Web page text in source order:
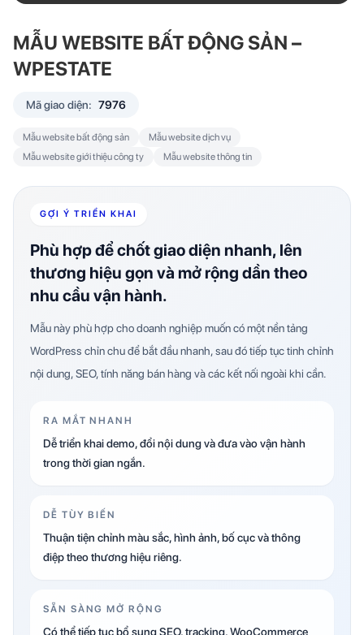
MẪU WEBSITE BẤT ĐỘNG SẢN –
WPESTATE
Mã giao diện: 7976
Mẫu website bất động sản
Mẫu website dịch vụ
Mẫu website giới thiệu công ty
Mẫu website thông tin
GỢI Ý TRIỂN KHAI
Phù hợp để chốt giao diện nhanh, lên
thương hiệu gọn và mở rộng dần theo
nhu cầu vận hành.
Mẫu này phù hợp cho doanh nghiệp muốn có một nền tảng
WordPress chỉn chu để bắt đầu nhanh, sau đó tiếp tục tinh chỉnh
nội dung, SEO, tính năng bán hàng và các kết nối ngoài khi cần.
RA MẮT NHANH
Dễ triển khai demo, đổi nội dung và đưa vào vận hành
trong thời gian ngắn.
DỄ TÙY BIẾN
Thuận tiện chỉnh màu sắc, hình ảnh, bố cục và thông
điệp theo thương hiệu riêng.
SẴN SÀNG MỞ RỘNG
Có thể tiếp tục bổ sung SEO, tracking, WooCommerce